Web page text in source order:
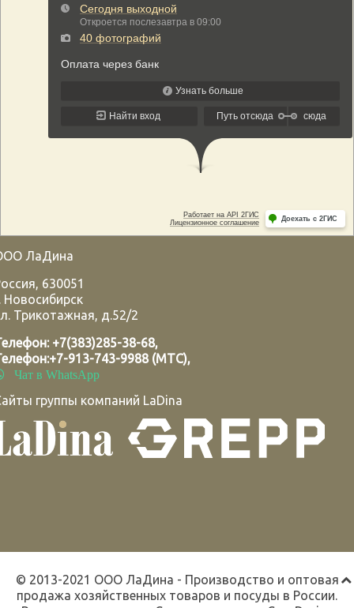
ЛаДина
, 630051
Новосибирск
Трикотажная, д.52/2
+7(383)285-38-68,
+7-913-743-9988 (МТС),
Чат в WhatsApp
группы компаний LaDina
© 2013-2021 ООО ЛаДина - Производство и оптовая
продажа хозяйственных товаров и посуды в России.